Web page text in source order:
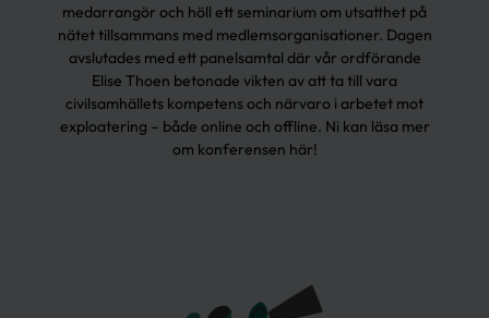
medarrangör och höll ett seminarium om utsatthet på
nätet tillsammans med medlemsorganisationer. Dagen
avslutades med ett panelsamtal där vår ordförande
Elise Thoen betonade vikten av att ta till vara
civilsamhällets kompetens och närvaro i arbetet mot
exploatering – både online och offline. Ni kan läsa mer
om konferensen här!